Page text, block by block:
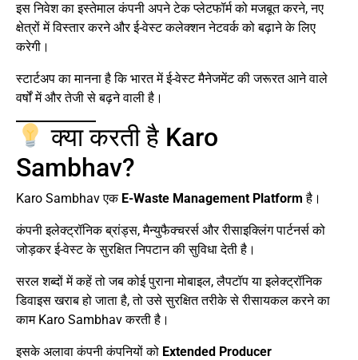
इस निवेश का इस्तेमाल कंपनी अपने टेक प्लेटफॉर्म को मजबूत करने, नए
क्षेत्रों में विस्तार करने और ई-वेस्ट कलेक्शन नेटवर्क को बढ़ाने के लिए
करेगी।
स्टार्टअप का मानना है कि भारत में ई-वेस्ट मैनेजमेंट की जरूरत आने वाले
वर्षों में और तेजी से बढ़ने वाली है।
क्या करती है Karo
Sambhav?
Karo Sambhav एक E-Waste Management Platform है।
कंपनी इलेक्ट्रॉनिक ब्रांड्स, मैन्युफैक्चरर्स और रीसाइक्लिंग पार्टनर्स को
जोड़कर ई-वेस्ट के सुरक्षित निपटान की सुविधा देती है।
सरल शब्दों में कहें तो जब कोई पुराना मोबाइल, लैपटॉप या इलेक्ट्रॉनिक
डिवाइस खराब हो जाता है, तो उसे सुरक्षित तरीके से रीसायकल करने का
काम Karo Sambhav करती है।
इसके अलावा कंपनी कंपनियों को Extended Producer